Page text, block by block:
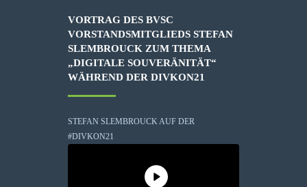
VORTRAG DES BVSC
VORSTANDSMITGLIEDS STEFAN
SLEMBROUCK ZUM THEMA
„DIGITALE SOUVERÄNITÄT“
WÄHREND DER DIVKON21
STEFAN SLEMBROUCK AUF DER
#DIVKON21